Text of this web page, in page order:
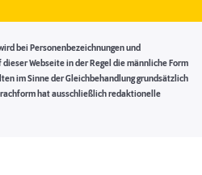
bei Personenbezeichnungen und
Webseite in der Regel die männliche Form
im Sinne der Gleichbehandlung grundsätzlich
hat ausschließlich redaktionelle